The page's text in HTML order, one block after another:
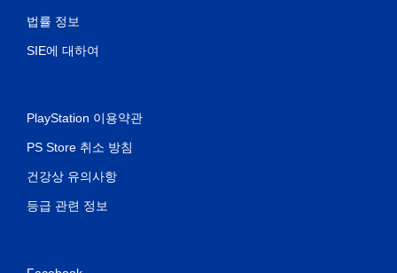
법률 정보
SIE에 대하여
PlayStation 이용약관
PS Store 취소 방침
건강상 유의사항
등급 관련 정보